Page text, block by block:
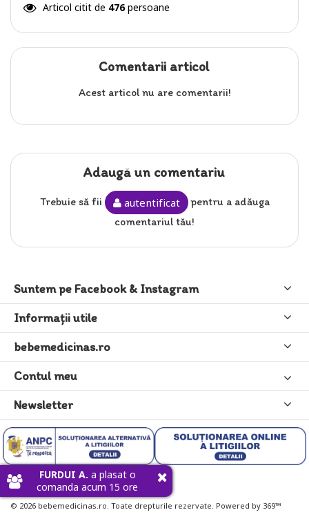
Articol citit de 476persoane
Comentarii articol
Acest articol nu are comentarii!
Adaugă un comentariu
Trebuie să fii autentificat
pentru a adăuga
comentariul tău!
Suntem pe Facebook & Instagram
Informaţii utile
bebemedicinas.ro
Contul meu
Newsletter
© 2026 bebemedicinas.ro. Toate drepturile rezervate. Powered by 369™
FURDUI A. a plasat o
comanda acum 15 ore